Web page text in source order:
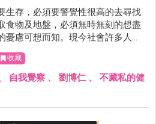
生存，必須要警覺性很高的去尋找
食物及地盤，必須無時無刻的想盡
憂慮可想而知。現今社會許多人可
，仍然充滿了憂慮，憂慮可能發生
生的事情。
收藏
自我覺察 、 劉博仁 、 不藏私的健